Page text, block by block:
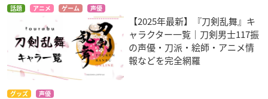
話題 アニメ ゲーム 声優
【2025年最新】『刀剣乱舞』キ
ャラクター一覧｜刀剣男士117振
の声優・刀派・絵師・アニメ情
報などを完全網羅
グッズ 声優